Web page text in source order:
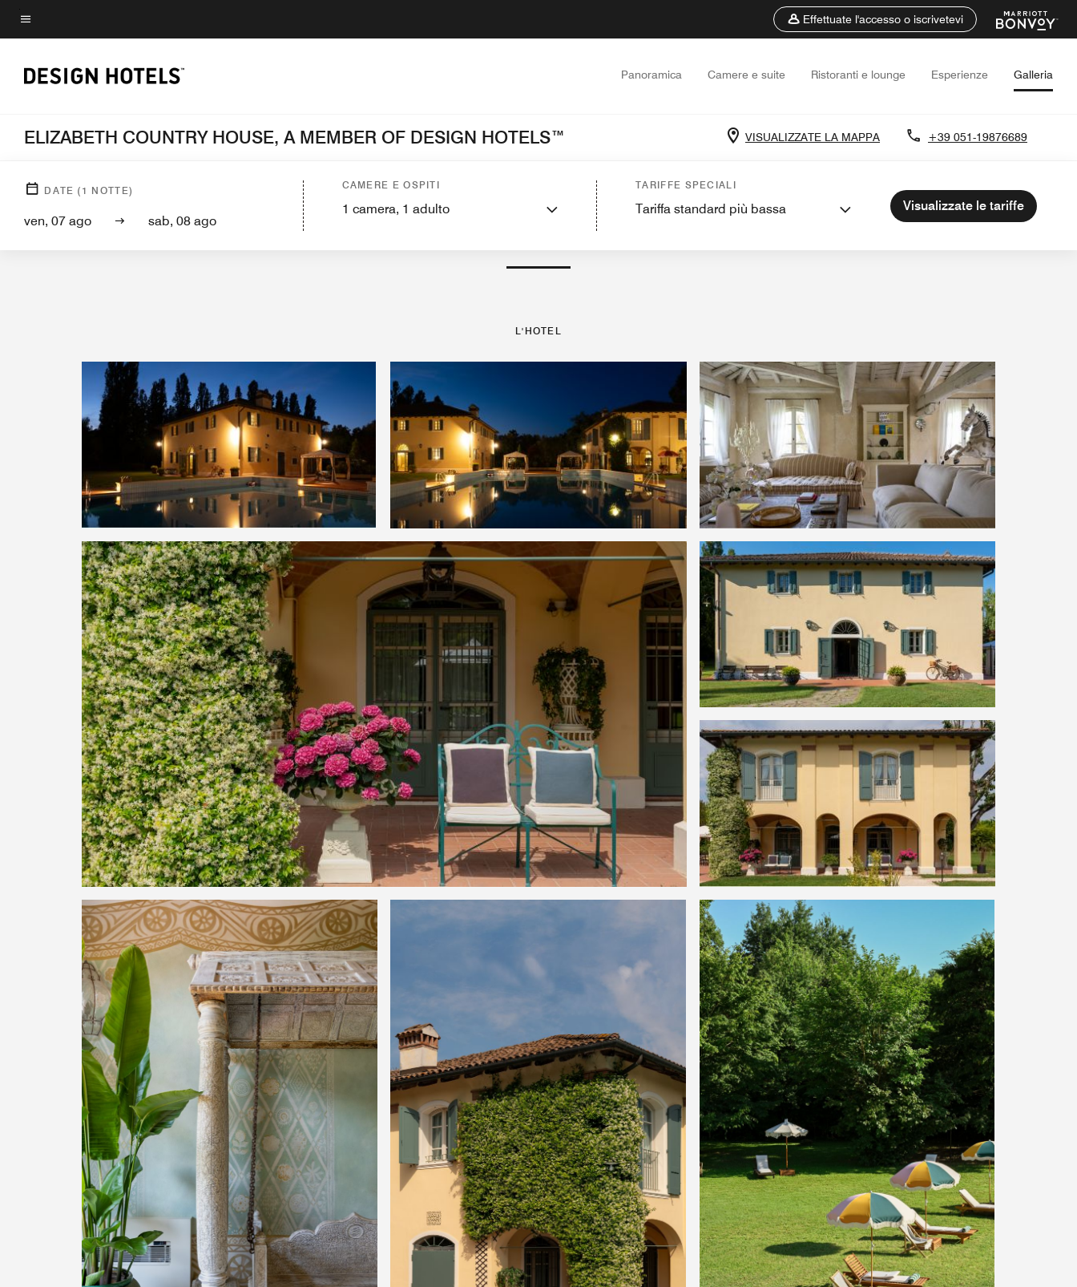
Skip
to
content
Testo del menu
Effettuate l'accesso o iscrivetevi
Panoramica Camere e suite Ristoranti e lounge Esperienze Galleria
ELIZABETH COUNTRY HOUSE, A MEMBER OF DESIGN HOTELS™ VISUALIZZATE LA MAPPA +39 051-19876689
DATE ( 1 NOTTE)
ven, 07 ago sab, 08 ago
CAMERE E OSPITI
1 camera, 1 adulto
TARIFFE SPECIALI
Tariffa standard più bassa Visualizzate le tariffe
L'hotel Camere Ristoranti e lounge Fitness e relaxSpa
L'HOTEL